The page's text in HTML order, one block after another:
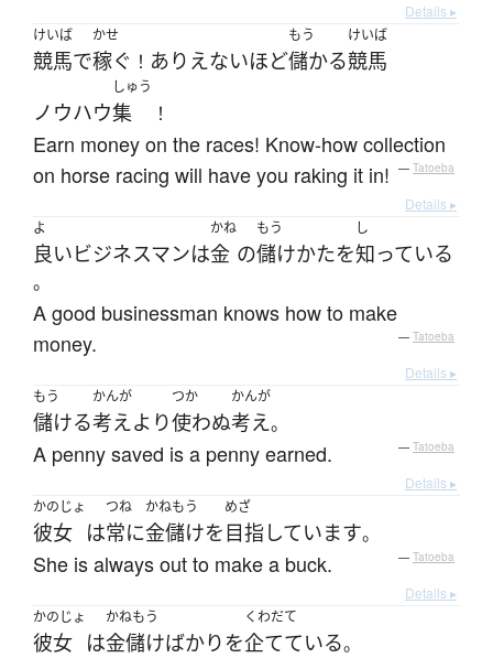
Details ▸
けいば
競馬で
かせ
稼ぐ ！ ありえないほど
もう
儲かる
けいば
競馬
ノウハウ
しゅう
集 ！
Earn money on the races! Know-how collection
on horse racing will have you raking it in!
— Tatoeba
Details ▸
よ
良いビジネスマンは
かね
金 の
もう
儲けかたを
し
知っている
。
A good businessman knows how to make
money.
— Tatoeba
Details ▸
もう
儲ける
かんが
考えより
つか
使わぬ
かんが
考え。
A penny saved is a penny earned. — Tatoeba
Details ▸
かのじょ
彼女 は
つね
常に
かねもう
金儲けを
めざ
目指しています。
She is always out to make a buck. — Tatoeba
Details ▸
かのじょ
彼女 は
かねもう
金儲けばかり を
くわだて
企てている。